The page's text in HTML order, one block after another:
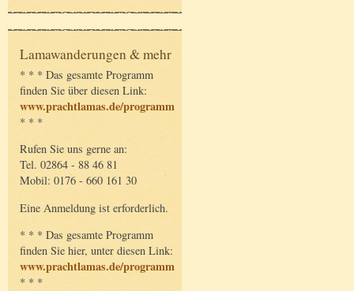
Lamawanderungen & mehr
* * * Das gesamte Programm
finden Sie über diesen Link:
www.prachtlamas.de/programm
* * *
Rufen Sie uns gerne an:
Tel. 02864 - 88 46 81
Mobil: 0176 - 660 161 30
Eine Anmeldung ist erforderlich.
* * * Das gesamte Programm
finden Sie hier, unter diesen Link:
www.prachtlamas.de/programm
* * *